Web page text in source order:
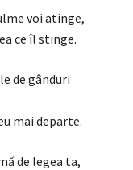
voi atinge,
ce îl stinge.
de gânduri
mai departe.
de legea ta,